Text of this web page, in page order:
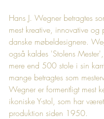
Hans J. Wegner betragtes
mest kreative, innovative og
danske møbeldesignere.
også kaldes 'Stolens
mere end 500 stole i sin
mange betragtes som
Wegner er formentligt mest
ikoniske Y-stol, som har
produktion siden 1950.